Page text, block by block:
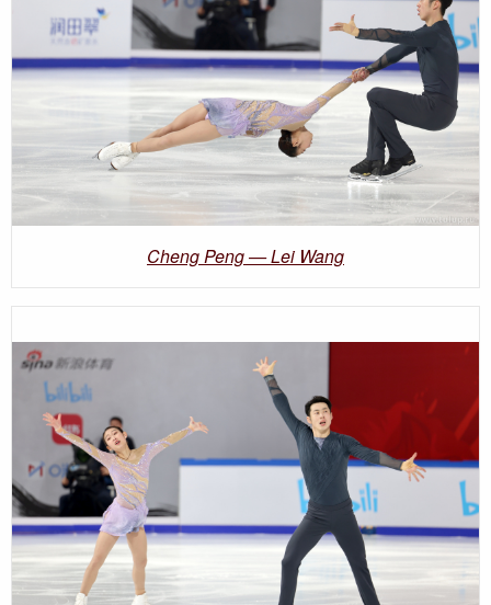
Cheng Peng — Lei Wang